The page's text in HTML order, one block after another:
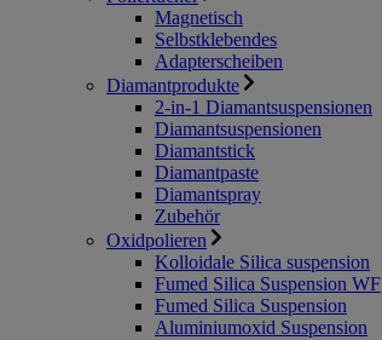
Magnetisch
Selbstklebendes
Adapterscheiben
Diamantprodukte
2-in-1 Diamantsuspensionen
Diamantsuspensionen
Diamantstick
Diamantpaste
Diamantspray
Zubehör
Oxidpolieren
Kolloidale Silica suspension
Fumed Silica Suspension WF
Fumed Silica Suspension
Aluminiumoxid Suspension